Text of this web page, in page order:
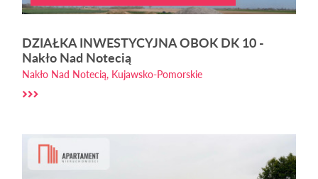
DZIAŁKA INWESTYCYJNA OBOK DK 10 -
Nakło Nad Notecią
Nakło Nad Notecią, Kujawsko-Pomorskie